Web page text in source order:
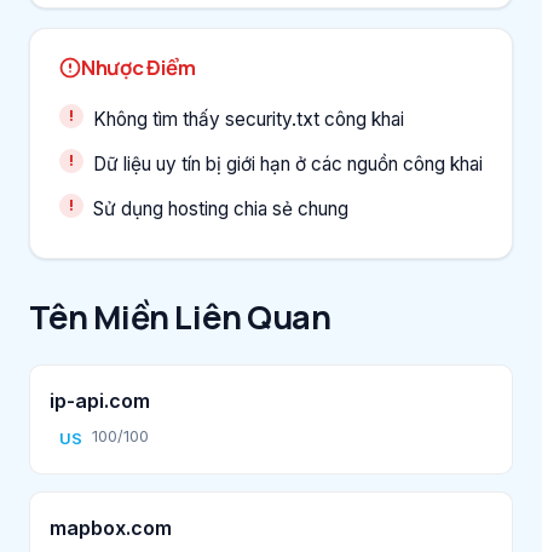
Nhược Điểm
Không tìm thấy security.txt công khai
Dữ liệu uy tín bị giới hạn ở các nguồn công khai
Sử dụng hosting chia sẻ chung
Tên Miền Liên Quan
ip-api.com
US 100/100
mapbox.com